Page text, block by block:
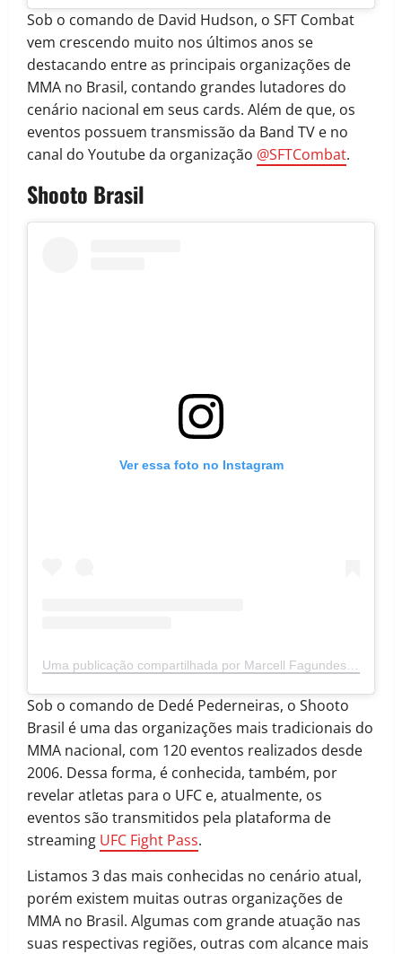
Sob o comando de David Hudson, o SFT Combat
vem crescendo muito nos últimos anos se
destacando entre as principais organizações de
MMA no Brasil, contando grandes lutadores do
cenário nacional em seus cards. Além de que, os
eventos possuem transmissão da Band TV e no
canal do Youtube da organização @SFTCombat.
Shooto Brasil
Ver essa foto no Instagram
Sob o comando de Dedé Pederneiras, o Shooto
Brasil é uma das organizações mais tradicionais do
MMA nacional, com 120 eventos realizados desde
2006. Dessa forma, é conhecida, também, por
revelar atletas para o UFC e, atualmente, os
eventos são transmitidos pela plataforma de
streaming UFC Fight Pass.
Listamos 3 das mais conhecidas no cenário atual,
porém existem muitas outras organizações de
MMA no Brasil. Algumas com grande atuação nas
suas respectivas regiões, outras com alcance mais